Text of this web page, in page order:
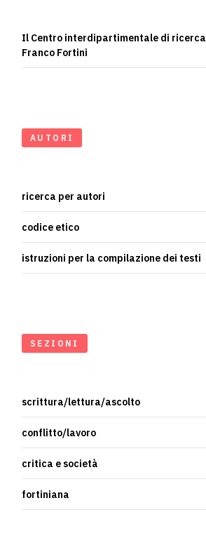
Il Centro interdipartimentale di ricerca
Franco Fortini
AUTORI
ricerca per autori
codice etico
istruzioni per la compilazione dei testi
SEZIONI
scrittura/lettura/ascolto
conflitto/lavoro
critica e società
fortiniana